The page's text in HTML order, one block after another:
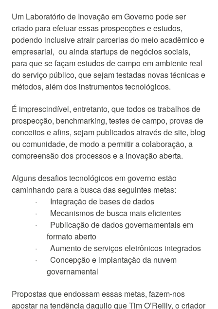
Um Laboratório de Inovação em Governo pode ser
criado para efetuar essas prospecções e estudos,
podendo inclusive atrair parcerias do meio acadêmico e
empresarial, ou ainda startups de negócios sociais,
para que se façam estudos de campo em ambiente real
do serviço público, que sejam testadas novas técnicas e
métodos, além dos instrumentos tecnológicos.
É imprescindível, entretanto, que todos os trabalhos de
prospecção, benchmarking, testes de campo, provas de
conceitos e afins, sejam publicados através de site, blog
ou comunidade, de modo a permitir a colaboração, a
compreensão dos processos e a inovação aberta.
Alguns desafios tecnológicos em governo estão
caminhando para a busca das seguintes metas:
·
Integração de bases de dados
·
Mecanismos de busca mais eficientes
·
Publicação de dados governamentais em
formato aberto
·
Aumento de serviços eletrônicos integrados
·
Concepção e implantação da nuvem
governamental
Propostas que endossam essas metas, fazem-nos
apostar na tendência daquilo que Tim O’Reilly, o criador